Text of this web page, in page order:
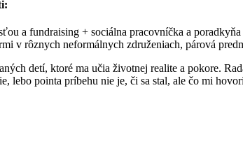
a fundraising + sociálna pracovníčka a
v rôznych neformálnych združeniach, párová
detí, ktoré ma učia životnej realite a pokore.
lebo pointa príbehu nie je, či sa stal, ale čo mi